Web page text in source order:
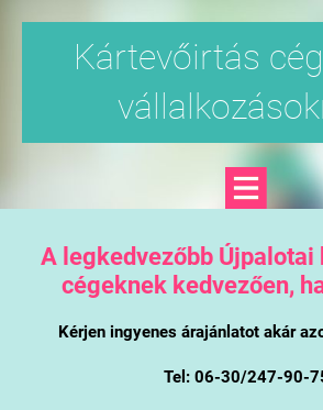
Kártevőirtás
A legkedvezőbb
cégeknek kedvezően,
Kérjen ingyenes árajánlatot akár
Tel: 06-30/247-90-